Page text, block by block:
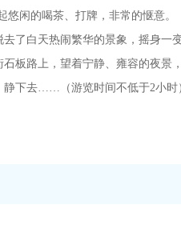
闲的喝茶、打牌，非常的惬意。
了白天热闹繁华的景象，摇身一
板路上，望着宁静、雍容的夜景
静下去……（游览时间不低于2小时